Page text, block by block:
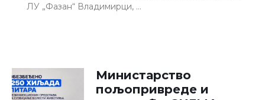
ЛУ „Фазан“ Владимирци, …
Министарство
пољопривреде и